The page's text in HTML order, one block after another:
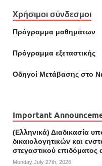
Χρήσιμοι σύνδεσμοι
Πρόγραμμα μαθημάτων
Πρόγραμμα εξεταστικής
Οδηγοί Mετάβασης στο
Important
(Ελληνικά) Διαδικασία
δικαιολογητικών και
στεγαστικού επιδόματος
Monday July 27th, 2026